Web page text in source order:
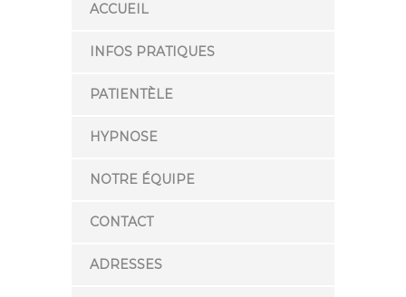
ACCUEIL
INFOS PRATIQUES
PATIENTÈLE
HYPNOSE
NOTRE ÉQUIPE
CONTACT
ADRESSES